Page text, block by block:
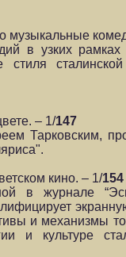
в узких
стиля
– 1/147
Тарковским,
кино. – 1/154
в журнале
и механизмы
и культуре